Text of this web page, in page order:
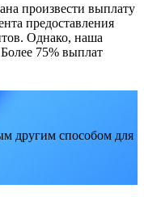
произвести выплату
предоставления
Однако, наша
75% выплат
другим способом для